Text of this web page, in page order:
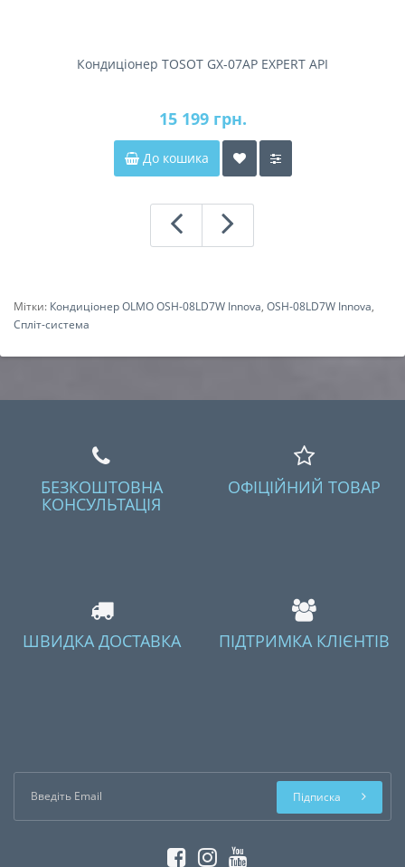
Кондиціонер TOSOT GX-07AP EXPERT API
15 199 грн.
До кошика
Мітки: Кондиціонер OLMO OSH-08LD7W Innova, OSH-08LD7W Innova,
Спліт-система
БЕЗКОШТОВНА
КОНСУЛЬТАЦІЯ
ОФІЦІЙНИЙ ТОВАР
ШВИДКА ДОСТАВКА ПІДТРИМКА КЛІЄНТІВ
Підписка